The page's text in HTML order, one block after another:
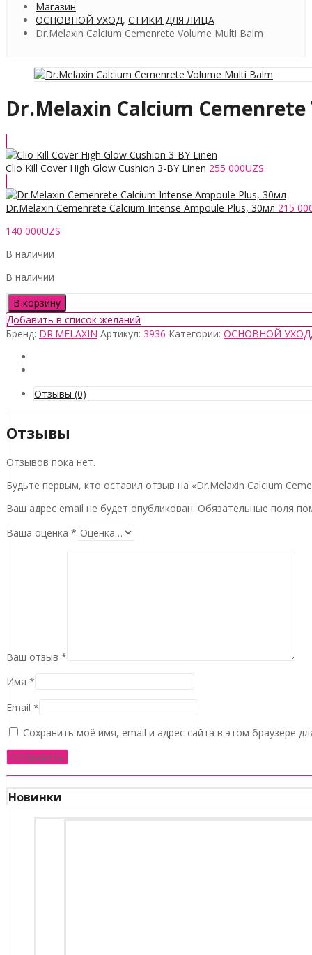
Магазин
ОСНОВНОЙ УХОД, СТИКИ ДЛЯ ЛИЦА
Dr.Melaxin Calcium Cemenrete Volume Multi Balm
Dr.Melaxin Calcium
Clio Kill Cover High Glow Cushion 3-BY Linen 255 000UZS
Dr.Melaxin Cemenrete Calcium Intense Ampoule Plus, 30мл 215
140 000UZS
В наличии
В наличии
Количество
товара
Dr.Melaxin
Calcium
Cemenrete
Volume
Balm
В корзину
Добавить в список желаний
Бренд: DR.MELAXIN Артикул: 3936 Категории: ОСНОВНОЙ УХОД
Отзывы (0)
Отзывы
Отзывов пока нет.
Будьте первым, кто оставил отзыв на «Dr.Melaxin Calcium
Ваш адрес email не будет опубликован. Обязательные поля
Ваша оценка *
Ваш отзыв *
Имя *
Email *
Сохранить моё имя, email и адрес сайта в этом браузере
Новинки